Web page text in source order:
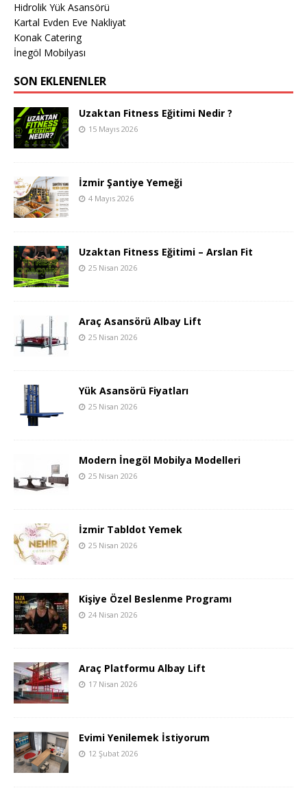
Hidrolik Yük Asansörü
Kartal Evden Eve Nakliyat
Konak Catering
İnegöl Mobilyası
SON EKLENENLER
Uzaktan Fitness Eğitimi Nedir ?
15 Mayıs 2026
İzmir Şantiye Yemeği
4 Mayıs 2026
Uzaktan Fitness Eğitimi – Arslan Fit
25 Nisan 2026
Araç Asansörü Albay Lift
25 Nisan 2026
Yük Asansörü Fiyatları
25 Nisan 2026
Modern İnegöl Mobilya Modelleri
25 Nisan 2026
İzmir Tabldot Yemek
25 Nisan 2026
Kişiye Özel Beslenme Programı
24 Nisan 2026
Araç Platformu Albay Lift
17 Nisan 2026
Evimi Yenilemek İstiyorum
12 Şubat 2026